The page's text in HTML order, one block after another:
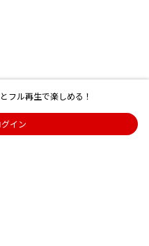
フル再生で楽しめる！
イン